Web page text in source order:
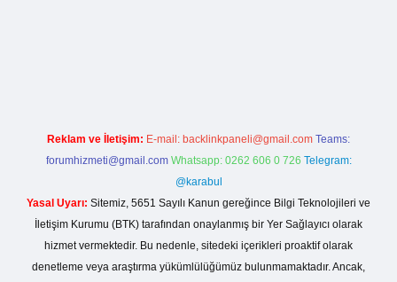
Reklam ve İletişim: E-mail: backlinkpaneli@gmail.com Teams:
forumhizmeti@gmail.com Whatsapp: 0262 606 0 726 Telegram:
@karabul
Yasal Uyarı: Sitemiz, 5651 Sayılı Kanun gereğince Bilgi Teknolojileri ve
İletişim Kurumu (BTK) tarafından onaylanmış bir Yer Sağlayıcı olarak
hizmet vermektedir. Bu nedenle, sitedeki içerikleri proaktif olarak
denetleme veya araştırma yükümlülüğümüz bulunmamaktadır. Ancak,